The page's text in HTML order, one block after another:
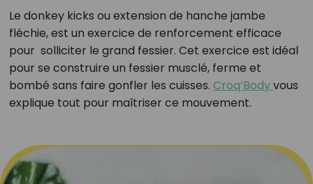
Le donkey kicks ou extension de hanche jambe
fléchie, est un exercice de renforcement efficace
pour solliciter le grand fessier. Cet exercice est idéal
pour se construire un fessier musclé, ferme et
bombé sans faire gonfler les cuisses. Croq’Bodyvous
explique tout pour maîtriser ce mouvement.